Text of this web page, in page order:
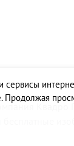
Квадро
Продолжая